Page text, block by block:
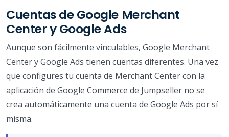
Cuentas de Google Merchant
Center y Google Ads
Aunque son fácilmente vinculables, Google Merchant
Center y Google Ads tienen cuentas diferentes. Una vez
que configures tu cuenta de Merchant Center con la
aplicación de Google Commerce de Jumpseller no se
crea automáticamente una cuenta de Google Ads por sí
misma.